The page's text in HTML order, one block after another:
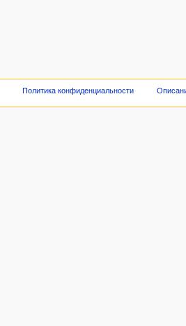
Политика конфиденциальности